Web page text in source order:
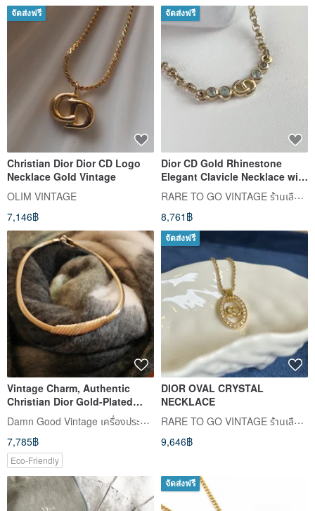
จัดส่งฟรี
Christian Dior Dior CD Logo
Necklace Gold Vintage
OLIM VINTAGE
7,146฿
จัดส่งฟรี
Dior CD Gold Rhinestone
Elegant Clavicle Necklace with
5cm Extension Chain -
Japanese Pre-owned
RARE TO GO VINTAGE ร้านเลือกซื้อสินค้าแบบวินเทจ
8,761฿
Vintage Charm, Authentic
Christian Dior Gold-Plated
Rhinestone Necklace N834
Damn Good Vintage เครื่องประดับโบราณแสนงดงาม
7,785฿
Eco-Friendly
จัดส่งฟรี
DIOR OVAL CRYSTAL
NECKLACE
RARE TO GO VINTAGE ร้านเลือกซื้อสินค้าแบบวินเทจ
9,646฿
จัดส่งฟรี